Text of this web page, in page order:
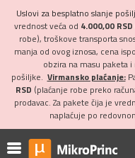
Uslovi za besplatno slanje
vrednost veća od 4.000,00 RSD
robe), troškove transporta
manja od ovog iznosa, cena
obzira na masu paketa
pošiljke. Virmansko plaćanje:
RSD (plaćanje robe preko
prodavac. Za pakete čija je
naplaćuje po